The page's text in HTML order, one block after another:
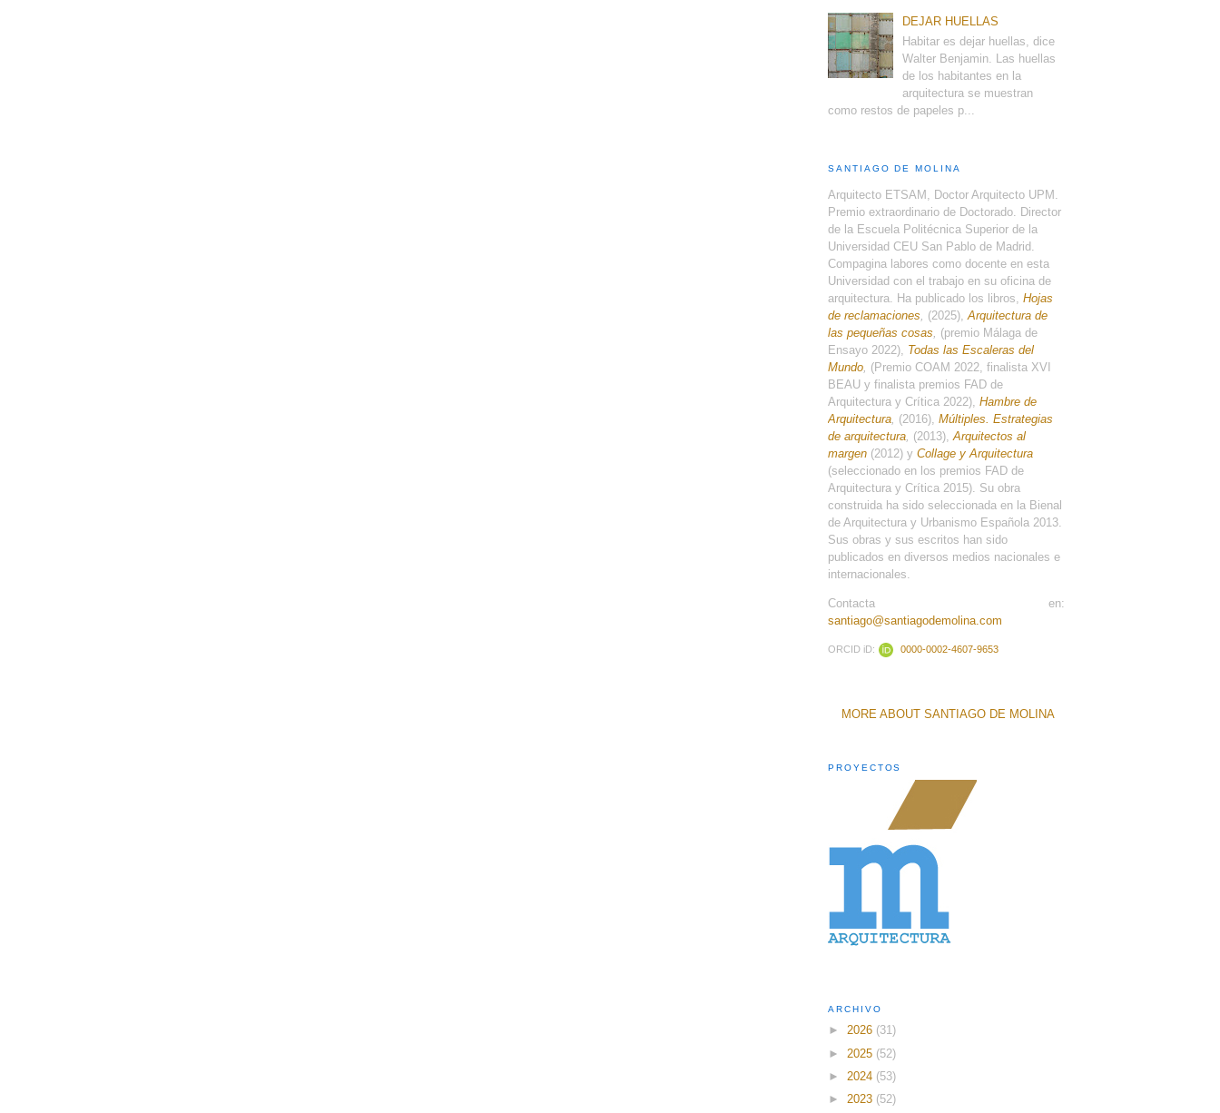
DEJAR HUELLAS
Habitar es dejar huellas, dice
Walter Benjamin. Las huellas
de los habitantes en la
arquitectura se muestran
como restos de papeles p...
SANTIAGO DE MOLINA
Arquitecto ETSAM, Doctor Arquitecto UPM.
Premio extraordinario de Doctorado. Director
de la Escuela Politécnica Superior de la
Universidad CEU San Pablo de Madrid.
Compagina labores como docente en esta
Universidad con el trabajo en su oficina de
arquitectura. Ha publicado los libros,Hojas
de reclamaciones
(2025),Arquitectura de
las pequeñas cosas
(premio Málaga de
Ensayo 2022), Todas las Escaleras del
Mundo (Premio COAM 2022, finalista XVI
BEAU y finalista premios FAD de
Arquitectura y Crítica 2022),Hambre de
Arquitectura (2016),Múltiples. Estrategias
de arquitectura (2013),Arquitectos al
margen (2012) yCollage y Arquitectura
(seleccionado en los premios FAD de
Arquitectura y Crítica 2015). Su obra
construida ha sido seleccionada en la Bienal
de Arquitectura y Urbanismo Española 2013.
Sus obras y sus escritos han sido
publicados en diversos medios nacionales e
internacionales.
Contacta en:
santiago@santiagodemolina.com
ORCID iD: 0000-0002-4607-9653
MORE ABOUT SANTIAGO DE MOLINA
PROYECTOS
ARCHIVO
►2026 (31)
► 2025 (52)
► 2024 (53)
►2023 (52)